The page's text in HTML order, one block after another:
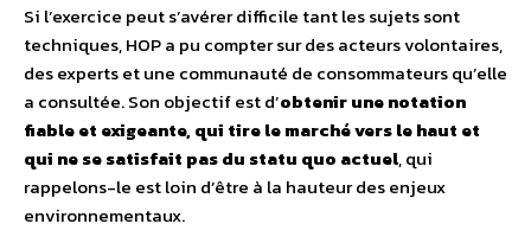
Si l’exercice peut s’avérer difficile tant les sujets sont
techniques, HOP a pu compter sur des acteurs volontaires,
des experts et une communauté de consommateurs qu’elle
a consultée. Son objectif est d’obtenir une notation
fiable et exigeante, qui tire le marché vers le haut et
qui ne se satisfait pas du statu quo actuel, qui
rappelons-le est loin d’être à la hauteur des enjeux
environnementaux.